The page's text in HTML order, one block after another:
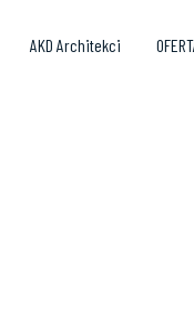
AKD Architekci